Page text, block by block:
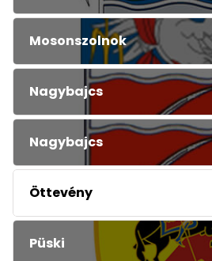
Mosonszolnok
Nagybajcs
Nagybajcs
Öttevény
Püski